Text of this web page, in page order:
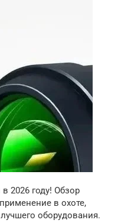
2026 году! Обзор
в охоте,
оборудования.